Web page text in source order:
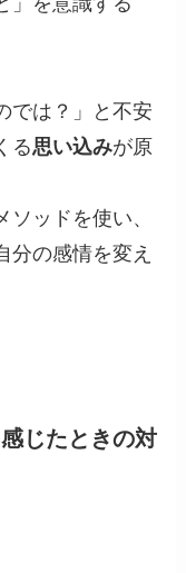
では？」と不安
る思い込みが原
ッドを使い、
分の感情を変え
じたときの対